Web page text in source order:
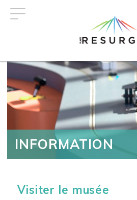
INFORMATION
Visiter le musée